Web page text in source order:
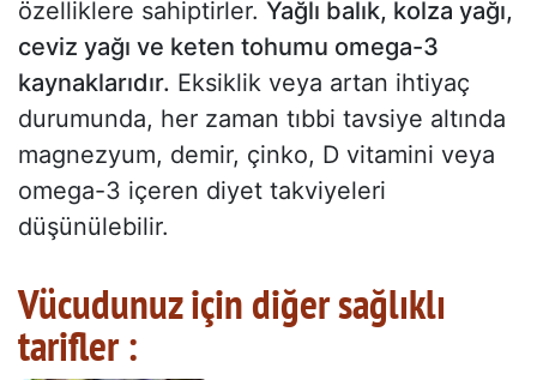
özelliklere sahiptirler. Yağlı balık, kolza yağı,
ceviz yağı ve keten tohumu omega-3
kaynaklarıdır. Eksiklik veya artan ihtiyaç
durumunda, her zaman tıbbi tavsiye altında
magnezyum, demir, çinko, D vitamini veya
omega-3 içeren diyet takviyeleri
düşünülebilir.
Vücudunuz için diğer sağlıklı
tarifler :